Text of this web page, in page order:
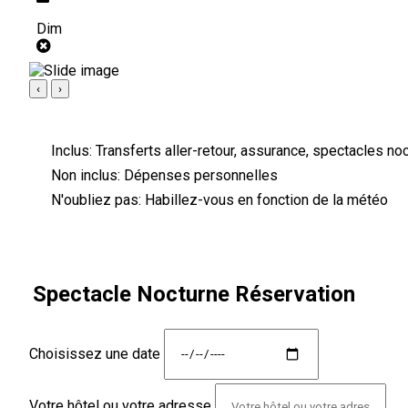
Dim
‹ ›
Inclus: Transferts aller-retour, assurance, spectacles
Non inclus: Dépenses personnelles
N'oubliez pas: Habillez-vous en fonction de la météo
Spectacle Nocturne Réservation
Choisissez une date